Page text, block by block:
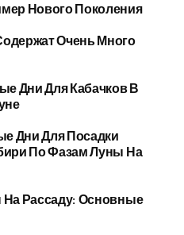
Нового Поколения
Очень Много
Дни Для Кабачков В
Дни Для Посадки
По Фазам Луны На
На Рассаду: Основные